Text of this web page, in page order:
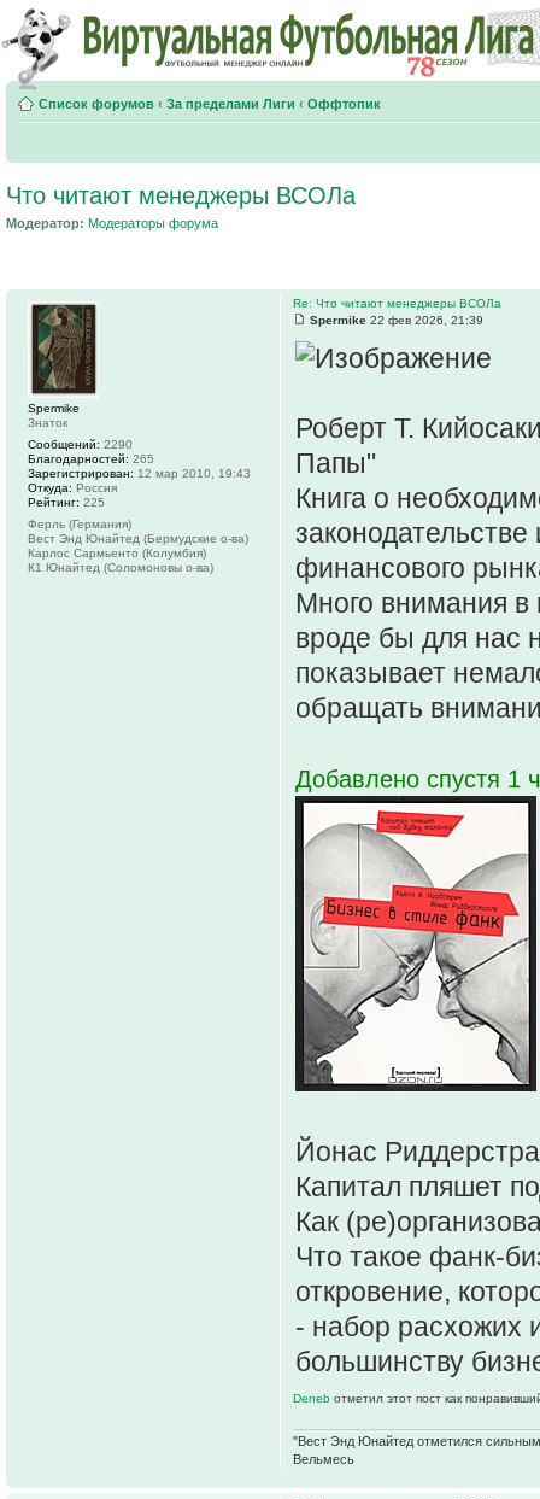
Список форумов ‹ За пределами Лиги ‹ Оффтопик
Что читают менеджеры ВСОЛа
Модератор: Модераторы форума
Re: Что читают менеджеры ВСОЛа
Spermike 22 фев 2026, 21:39
Роберт Т.
Папы"
Книга о
финансового
Много внимания
вроде бы для нас
показывает
обращать
Добавлено спустя 1
Йонас
Капитал пляшет
Как
Что такое фанк-
откровение,
- набор расхожих
большинству
Deneb отметил этот пост как
"Вест Энд Юнайтед отметился сильным
Вельмесь
Spermike
Знаток
Сообщений: 2290
Благодарностей: 265
Зарегистрирован: 12 мар 2010, 19:43
Откуда: Россия
Рейтинг: 225
Ферль (Германия)
Вест Энд Юнайтед (Бермудские о-ва)
Карлос Сармьенто (Колумбия)
К1 Юнайтед (Соломоновы о-ва)